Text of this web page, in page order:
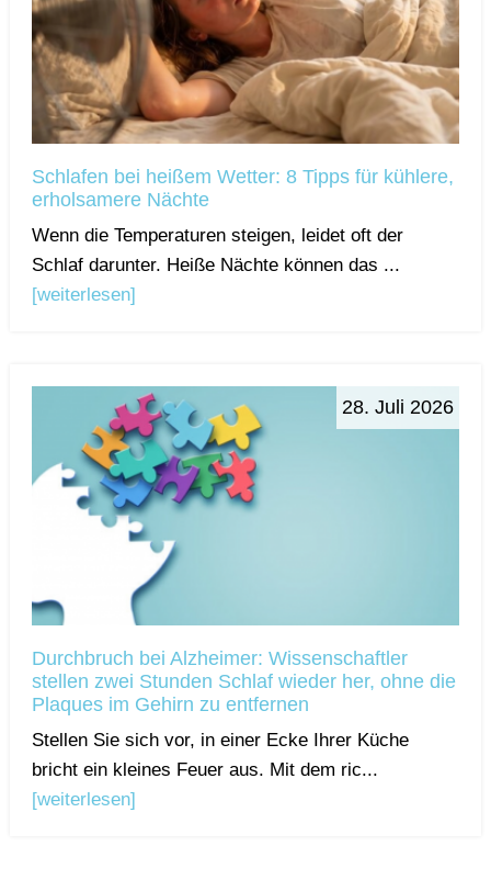
Schlafen bei heißem Wetter: 8 Tipps für kühlere,
erholsamere Nächte
Wenn die Temperaturen steigen, leidet oft der
Schlaf darunter. Heiße Nächte können das ...
[weiterlesen]
28. Juli 2026
Durchbruch bei Alzheimer: Wissenschaftler
stellen zwei Stunden Schlaf wieder her, ohne die
Plaques im Gehirn zu entfernen
Stellen Sie sich vor, in einer Ecke Ihrer Küche
bricht ein kleines Feuer aus. Mit dem ric...
[weiterlesen]